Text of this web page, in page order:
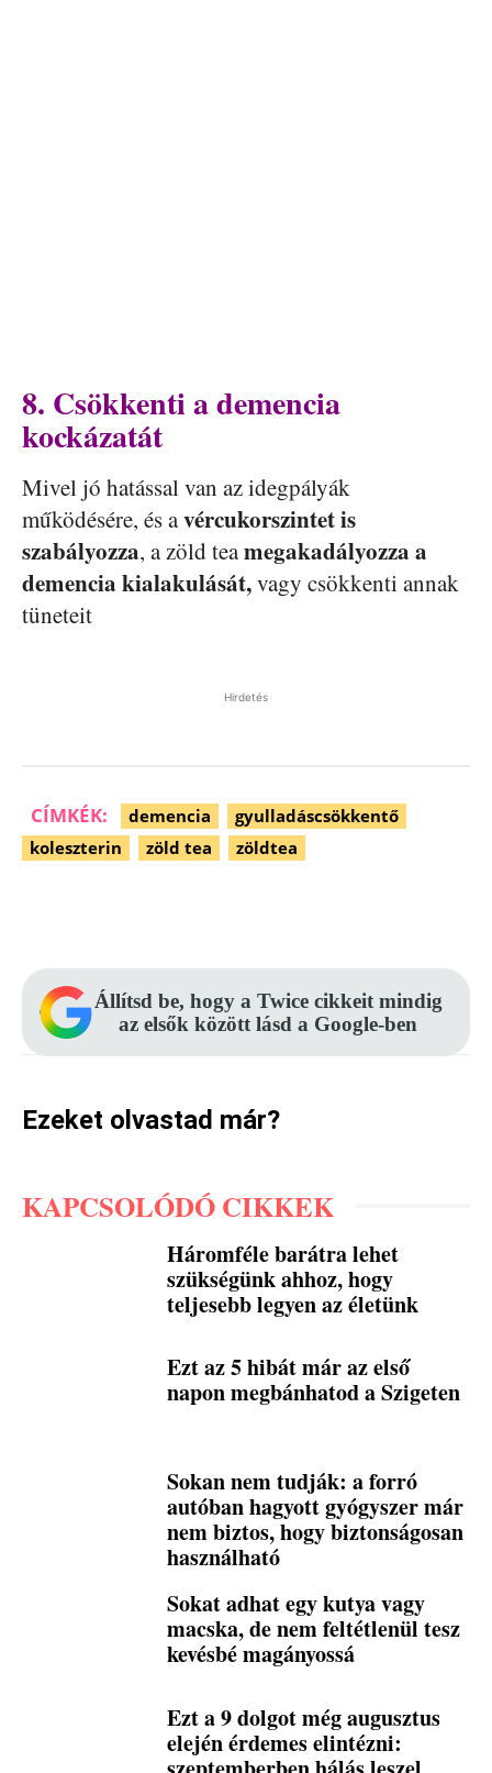
8. Csökkenti a demencia
kockázatát
Mivel jó hatással van az idegpályák
működésére, és avércukorszintet is
szabályozza, a zöld teamegakadályozza a
demencia kialakulását,vagy csökkenti annak
tüneteit
Hirdetés
CÍMKÉK: demencia
gyulladáscsökkentő
koleszterin
zöld tea zöldtea
Állítsd be, hogy a Twice cikkeit mindig
az elsők között lásd a Google-ben
Ezeket olvastad már?
KAPCSOLÓDÓ CIKKEK
Háromféle barátra lehet
szükségünk ahhoz, hogy
teljesebb legyen az életünk
Ezt az 5 hibát már az első
napon megbánhatod a Szigeten
Sokan nem tudják: a forró
autóban hagyott gyógyszer már
nem biztos, hogy biztonságosan
használható
Sokat adhat egy kutya vagy
macska, de nem feltétlenül tesz
kevésbé magányossá
Ezt a 9 dolgot még augusztus
elején érdemes elintézni: